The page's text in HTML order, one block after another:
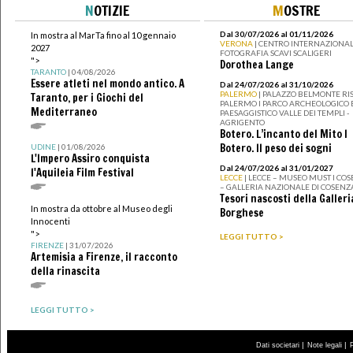
NOTIZIE
In mostra al MarTa fino al 10 gennaio
2027
">
TARANTO| 04/08/2026
Essere atleti nel mondo antico. A
Taranto, per i Giochi del
Mediterraneo
UDINE| 01/08/2026
L'Impero Assiro conquista
l'Aquileia Film Festival
In mostra da ottobre al Museo degli
Innocenti
">
FIRENZE| 31/07/2026
Artemisia a Firenze, il racconto
della rinascita
LEGGI TUTTO >
MOSTRE
Dal 30/07/2026 al 01/11/2026
VERONA | CENTRO
FOTOGRAFIA SCAVI SCALIGERI
Dorothea Lange
Dal 24/07/2026 al 31/10/2026
PALERMO | PALAZZO BELMONTE
PALERMO I PARCO ARCHEOLOGICO
PAESAGGISTICO VALLE DEI TEMPLI -
AGRIGENTO
Botero. L’incanto del Mito I
Botero. Il peso dei sogni
Dal 24/07/2026 al 31/01/2027
LECCE | LECCE – MUSEO MUST I
– GALLERIA NAZIONALE DI
Tesori nascosti della
Borghese
LEGGI TUTTO >
Dati societari | Note legali |